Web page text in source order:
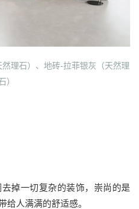
理石）、地砖-拉菲银灰（天然理
）
掉一切复杂的装饰，崇尚的是
给人满满的舒适感。